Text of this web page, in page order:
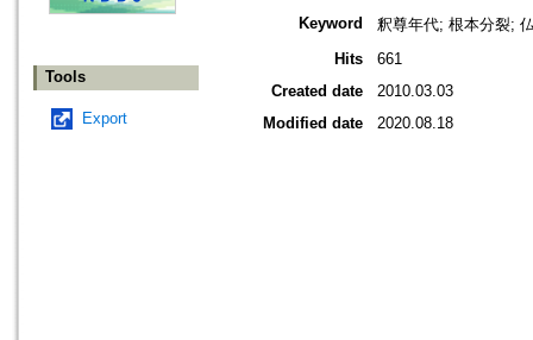
Tools
Export
Keyword
釈尊年代; 根本分裂;
Hits
661
Created date
2010.03.03
Modified date
2020.08.18